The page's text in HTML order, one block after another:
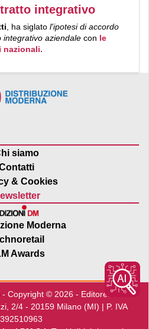
integrativo
, ha siglato l'ipotesi di accordo
integrativo aziendale con le
nazionali.
siamo
& Cookies
Moderna
Awards
- Copyright © 2026 - Editore:Edra
2/4 - 20159 Milano (MI) | P. IVA